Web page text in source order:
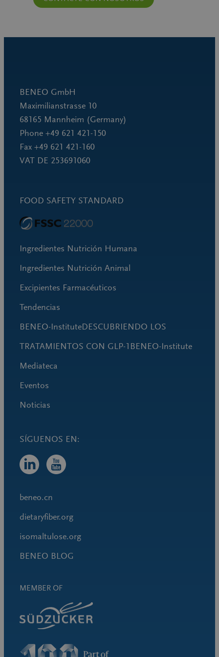
BENEO GmbH
Maximilianstrasse 10
68165 Mannheim (Germany)
Phone +49 621 421-150
Fax +49 621 421-160
VAT DE 253691060
FOOD SAFETY STANDARD
Ingredientes Nutrición Humana
Ingredientes Nutrición Animal
Excipientes Farmacéuticos
Tendencias
BENEO-InstituteDESCUBRIENDO LOS
TRATAMIENTOS CON GLP-1BENEO-Institute
Mediateca
Eventos
Noticias
beneo.cn
dietaryfiber.org
isomaltulose.org
BENEO BLOG
MEMBER OF